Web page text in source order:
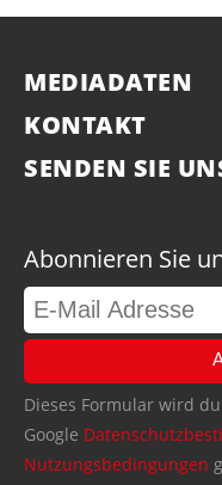
MEDIADATEN
KONTAKT
SENDEN SIE
Abonnieren Sie
Dieses Formular wird
Google
Nutzungsbedingungen